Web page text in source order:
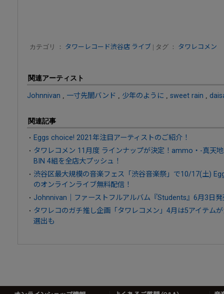
カテゴリ ： タワーレコード渋谷店 ライブ | タグ ： タワレコメン
関連アーティスト
Johnnivan 一寸先闇バンド 少年のように sweet rain
関連記事
Eggs choice! 2021年注目アーティストのご紹介！
タワレコメン 11月度 ラインナップが決定！ammo・-真天
BIN 4組を全店大プッシュ！
渋谷区最大規模の音楽フェス「渋谷音楽祭」で10/17(土)
のオンラインライブ無料配信！
Johnnivan｜ファーストフルアルバム『Students』6月3日発
タワレコのガチ推し企画「タワレコメン」4月は5アイテム
選出も